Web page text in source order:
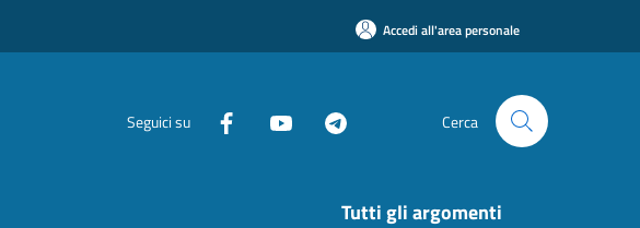
Accedi all'area personale
Seguici su Cerca
Tutti gli argomenti